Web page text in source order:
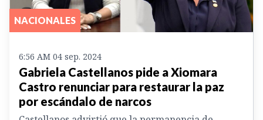
NACIONALES
6:56 AM 04 sep. 2024
Gabriela Castellanos pide a Xiomara
Castro renunciar para restaurar la paz
por escándalo de narcos